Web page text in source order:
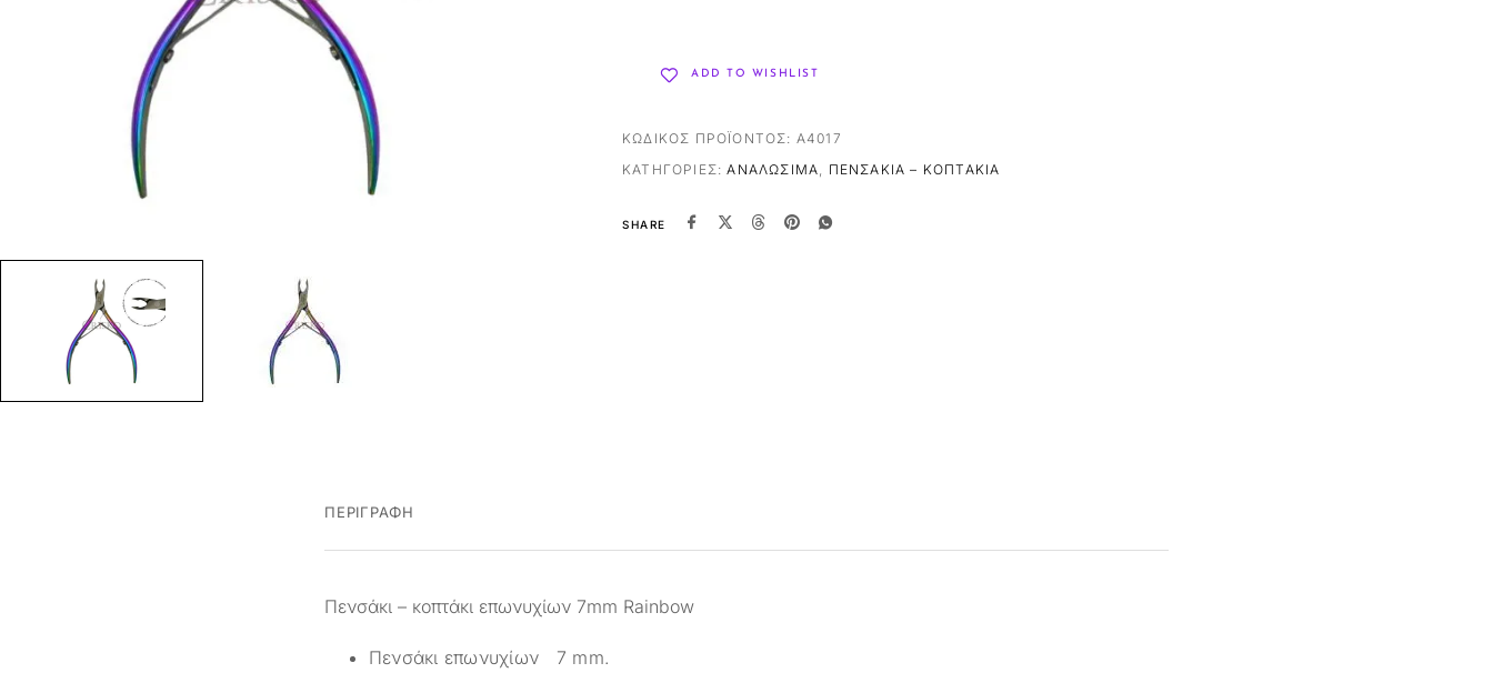
ADD TO WISHLIST
ΚΩΔΙΚΌΣ ΠΡΟΪΌΝΤΟΣ: A4017
ΚΑΤΗΓΟΡΊΕΣ:ΑΝΑΛΏΣΙΜΑ ΠΕΝΣΆΚΙΑ – ΚΟΠΤΆΚΙΑ
SHARE
ΠΕΡΙΓΡΑΦΉ
Πενσάκι – κοπτάκι επωνυχίων 7mm Rainbow
Πενσάκι επωνυχίων 7 mm.